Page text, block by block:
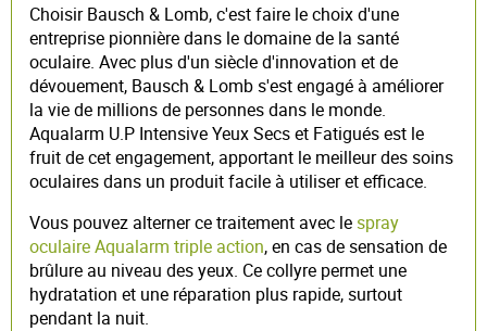
Choisir Bausch & Lomb, c'est faire le choix d'une
entreprise pionnière dans le domaine de la santé
oculaire. Avec plus d'un siècle d'innovation et de
dévouement, Bausch & Lomb s'est engagé à améliorer
la vie de millions de personnes dans le monde.
Aqualarm U.P Intensive Yeux Secs et Fatigués est le
fruit de cet engagement, apportant le meilleur des soins
oculaires dans un produit facile à utiliser et efficace.
Vous pouvez alterner ce traitement avec lespray
oculaire Aqualarm triple action, en cas de sensation de
brûlure au niveau des yeux. Ce collyre permet une
hydratation et une réparation plus rapide, surtout
pendant la nuit.